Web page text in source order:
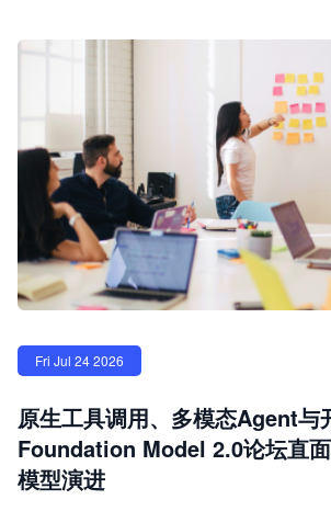
Fri Jul 24 2026
原生工具调用、多模态Agent与
Foundation Model 2.0论坛直
模型演进